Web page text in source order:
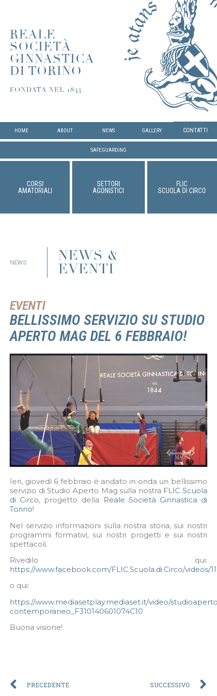
REALE
SOCIETÀ
GINNASTICA
DI TORINO
FONDATA NEL 1844
HOME ABOUT NEWS GALLERY CONTATTI
SAFEGUARDING
CORSI
AMATORIALI
SETTORI
AGONISTICI
FLIC
SCUOLA DI CIRCO
NEWS
NEWS &
EVENTI
EVENTI
BELLISSIMO SERVIZIO SU STUDIO
APERTO MAG DEL 6 FEBBRAIO!
Ieri, giovedì 6 febbraio è andato in onda un bellissimo
servizio di Studio Aperto Mag sulla nostra FLIC Scuola
di Circo, progetto della
Reale Società Ginnastica di
Torino!
Nel servizio informazioni sulla nostra storia, sui nostri
programmi formativi, sui nostri progetti e sui nostri
spettacoli.
Rivedilo qui:
https://www.facebook.com/FLIC.Scuola.di.Circo/videos/
o qui:
https://www.mediasetplay.mediaset.it/video/
contemporaneo_F310140601074C10
Buona visione!
PRECEDENTE SUCCESSIVO